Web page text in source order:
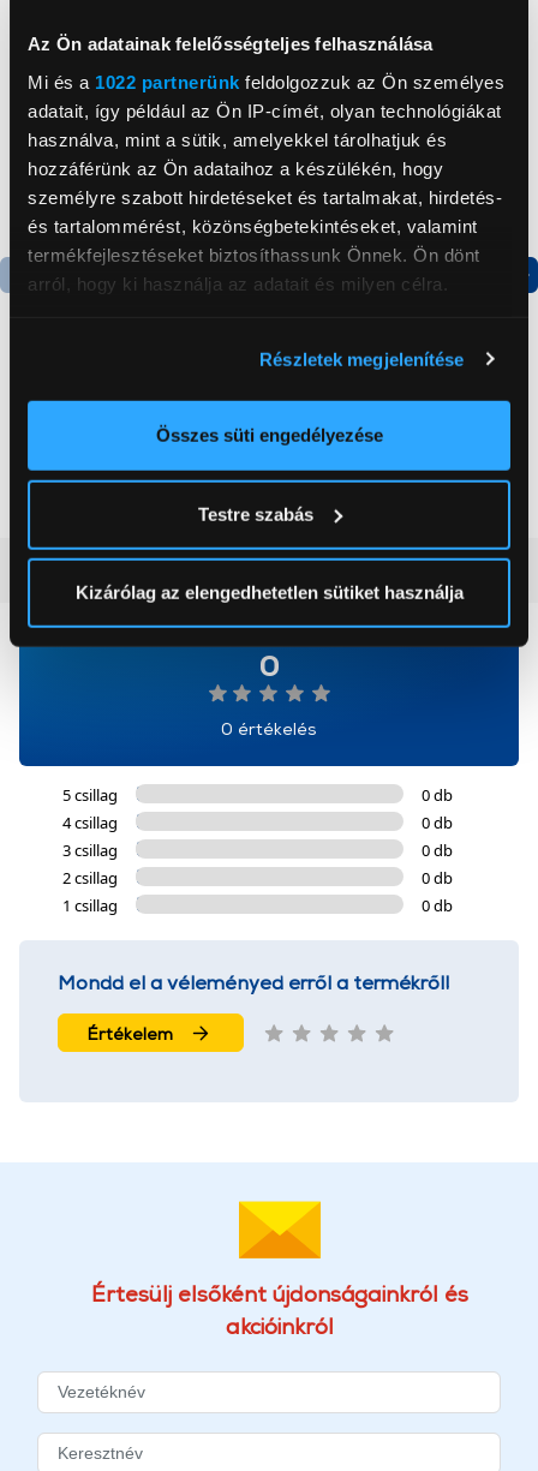
Az Ön adatainak felelősségteljes felhasználása
Mi és a 1022 partnerünk feldolgozzuk az Ön személyes
adatait, így például az Ön IP-címét, olyan technológiákat
használva, mint a sütik, amelyekkel tárolhatjuk és
hozzáférünk az Ön adataihoz a készülékén, hogy
személyre szabott hirdetéseket és tartalmakat, hirdetés-
és tartalommérést, közönségbetekintéseket, valamint
termékfejlesztéseket biztosíthassunk Önnek. Ön dönt
arról, hogy ki használja az adatait és milyen célra.
elhelyezkedéséről pár méteres pontossággal
Az Ön készülékén beazonosítása annak konkrét
módjairól és adja meg preferenciáit aRészletek
pontban. Bármikor módosíthatja vagy visszavonhatja a
Sütinyilatkozathoz való hozzájárulását.
okat használ, melyeket az Ön gépén tárol a rendszer. A
cookie-k személyazonosítására nem alkalmasak,
szolgáltatásaink biztosításához szükségesek. Az oldal
További információk:ÁSZFésAdatvédelem
Részletek megjelenítése
Összes süti engedélyezése
Testre szabás
Kizárólag az elengedhetetlen sütiket használja
199 999 Ft
kombinált hűtőszekrény
179 999 Ft
0
0 értékelés
5 csillag
0 db
4 csillag
0 db
3 csillag
0 db
2 csillag
0 db
1 csillag
0 db
Mondd el a véleményed erről a termékről!
Értékelem
Értesülj elsőként újdonságainkról és
akcióinkról